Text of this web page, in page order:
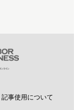
記事使用について